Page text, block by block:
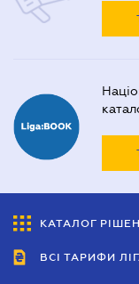
КАТАЛОГ
ВСІ ТАРИФИ